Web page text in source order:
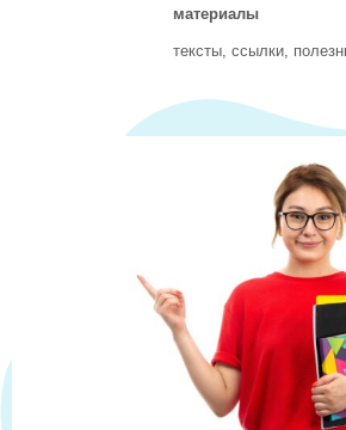
материалы
тексты, ссылки,